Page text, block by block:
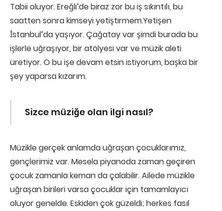
Tabii oluyor. Ereğli’de biraz zor bu iş sıkıntılı, bu
saatten sonra kimseyi yetiştirmem.Yetişen
İstanbul’da yaşıyor. Çağatay var şimdi burada bu
işlerle uğraşıyor, bir atölyesi var ve müzik aleti
üretiyor. O bu işe devam etsin istiyorum, başka bir
şey yaparsa kızarım.
Sizce müziğe olan ilgi nasıl?
Müzikle gerçek anlamda uğraşan çocuklarımız,
gençlerimiz var. Mesela piyanoda zaman geçiren
çocuk zamanla keman da çalabilir. Ailede müzikle
uğraşan birileri varsa çocuklar için tamamlayıcı
oluyor genelde. Eskiden çok güzeldi; herkes fasıl